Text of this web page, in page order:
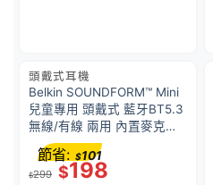
頭戴式耳機
Belkin SOUNDFORM™ Mini
兒童專用 頭戴式 藍牙BT5.3
無線/有線 兩用 內置麥克風
耳機 V3 (USB-C Cable) –
黑色｜AUD002BTBKV3
$299 $198
節省: $101